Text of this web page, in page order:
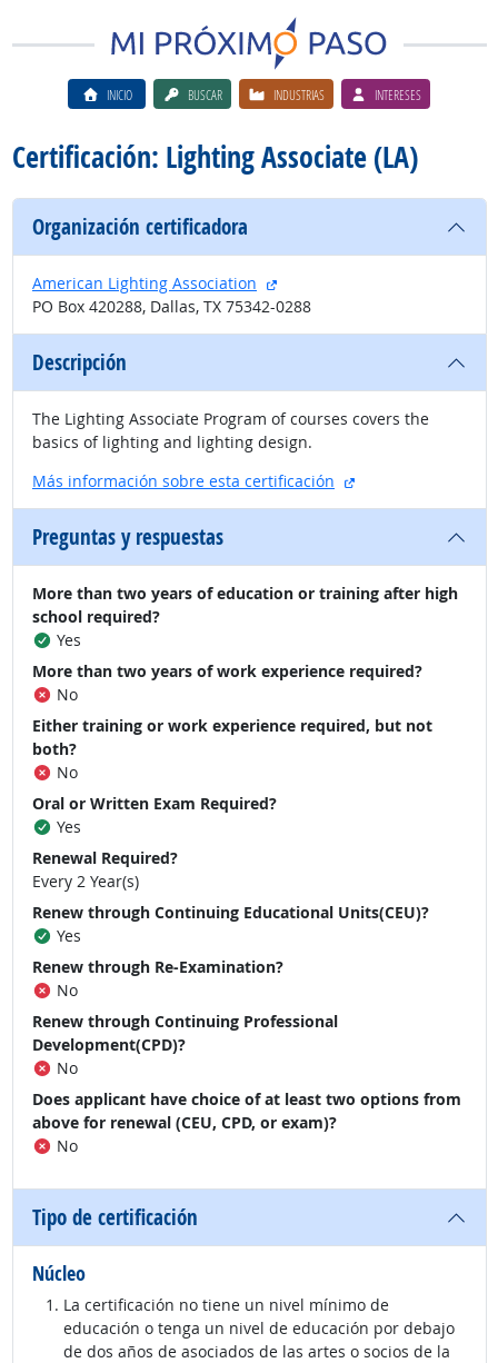
INICIO BUSCAR INDUSTRIAS INTERESES
Certificación: Lighting Associate (LA)
Organización certificadora
American Lighting Association
sitio externo
PO Box 420288, Dallas, TX 75342-0288
Descripción
The Lighting Associate Program of courses covers the
basics of lighting and lighting design.
Más información sobre esta certificación
sitio externo
Preguntas y respuestas
More than two years of education or training after high
school required?
Yes
More than two years of work experience required?
No
Either training or work experience required, but not
both?
No
Oral or Written Exam Required?
Yes
Renewal Required?
Every 2 Year(s)
Renew through Continuing Educational Units(CEU)?
Yes
Renew through Re-Examination?
No
Renew through Continuing Professional
Development(CPD)?
No
Does applicant have choice of at least two options from
above for renewal (CEU, CPD, or exam)?
No
Tipo de certificación
Núcleo
La certificación no tiene un nivel mínimo de
educación o tenga un nivel de educación por debajo
de dos años de asociados de las artes o socios de la